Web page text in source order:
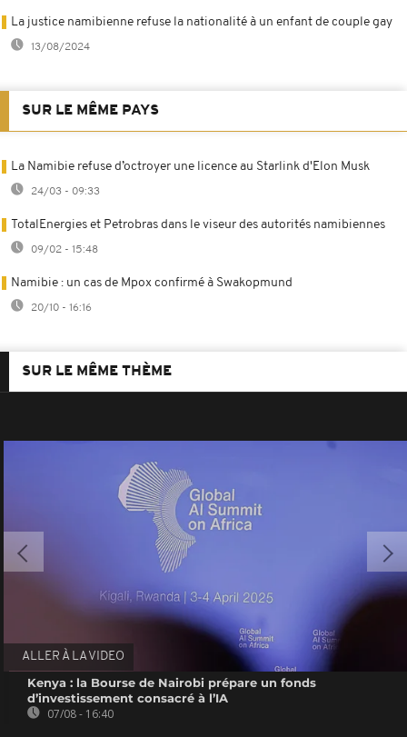
La justice namibienne refuse la nationalité à un enfant de couple gay
13/08/2024
SUR LE MÊME PAYS
La Namibie refuse d’octroyer une licence au Starlink d'Elon Musk
24/03 - 09:33
TotalEnergies et Petrobras dans le viseur des autorités namibiennes
09/02 - 15:48
Namibie : un cas de Mpox confirmé à Swakopmund
20/10 - 16:16
SUR LE MÊME THÈME
ALLER À LA VIDEO
Kenya : la Bourse de Nairobi prépare un fonds
d’investissement consacré à l’IA
07/08 - 16:40